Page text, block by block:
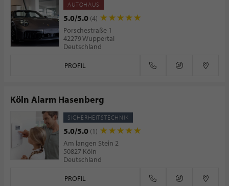
AUTOHAUS
5.0/5.0 (4)
Porschestraße 1
42279 Wuppertal
Deutschland
PROFIL
Köln Alarm Hasenberg
SICHERHEITSTECHNIK
5.0/5.0 (1)
Am langen Stein 2
50827 Köln
Deutschland
PROFIL